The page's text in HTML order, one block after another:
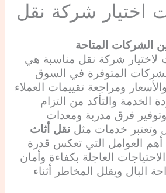
اختيار شركة نقل
الشركات المتاحة
لاختيار شركة نقل مناسبة هي
المتوفرة في السوق
ومراجعة تقييمات العملاء
الخدمة والتأكد من التزام
وتوفير فرق مدربة ومعدات
خدمات مثل نقل أثاث
العوامل التي تعكس قدرة
العاجلة بكفاءة وأمان
البال ويقلل المخاطر أثناء